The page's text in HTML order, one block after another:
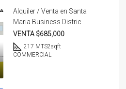
Alquiler / Venta en Santa
Maria Business Distric
VENTA $685,000
217 MTS2sqft
COMMERCIAL